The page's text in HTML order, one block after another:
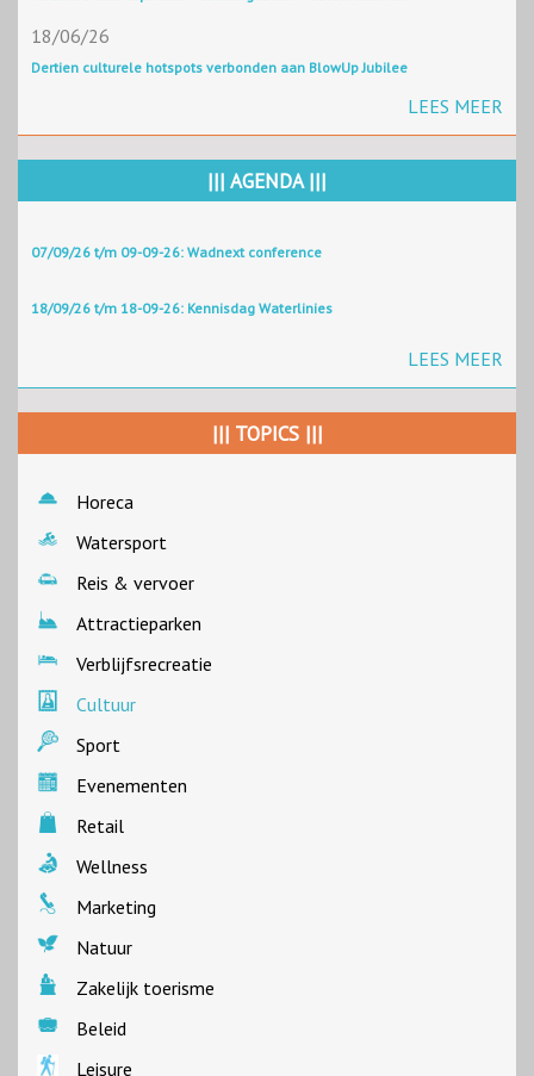
18/06/26
Dertien culturele hotspots verbonden aan BlowUp Jubilee
LEES MEER
||| AGENDA |||
07/09/26 t/m 09-09-26: Wadnext conference
18/09/26 t/m 18-09-26: Kennisdag Waterlinies
LEES MEER
||| TOPICS |||
Horeca
Watersport
Reis & vervoer
Attractieparken
Verblijfsrecreatie
Cultuur
Sport
Evenementen
Retail
Wellness
Marketing
Natuur
Zakelijk toerisme
Beleid
Leisure